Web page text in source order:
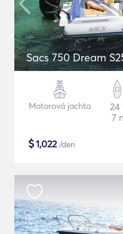
Sacs 750 Dream
Motorová jachta
24
7
$1,022/den